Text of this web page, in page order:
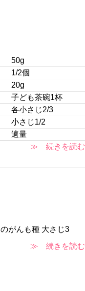
50g
1/2個
20g
子ども茶碗1杯
各小さじ2/3
小さじ1/2
適量
≫ 続きを読む
のがんも種 大さじ3
≫ 続きを読む